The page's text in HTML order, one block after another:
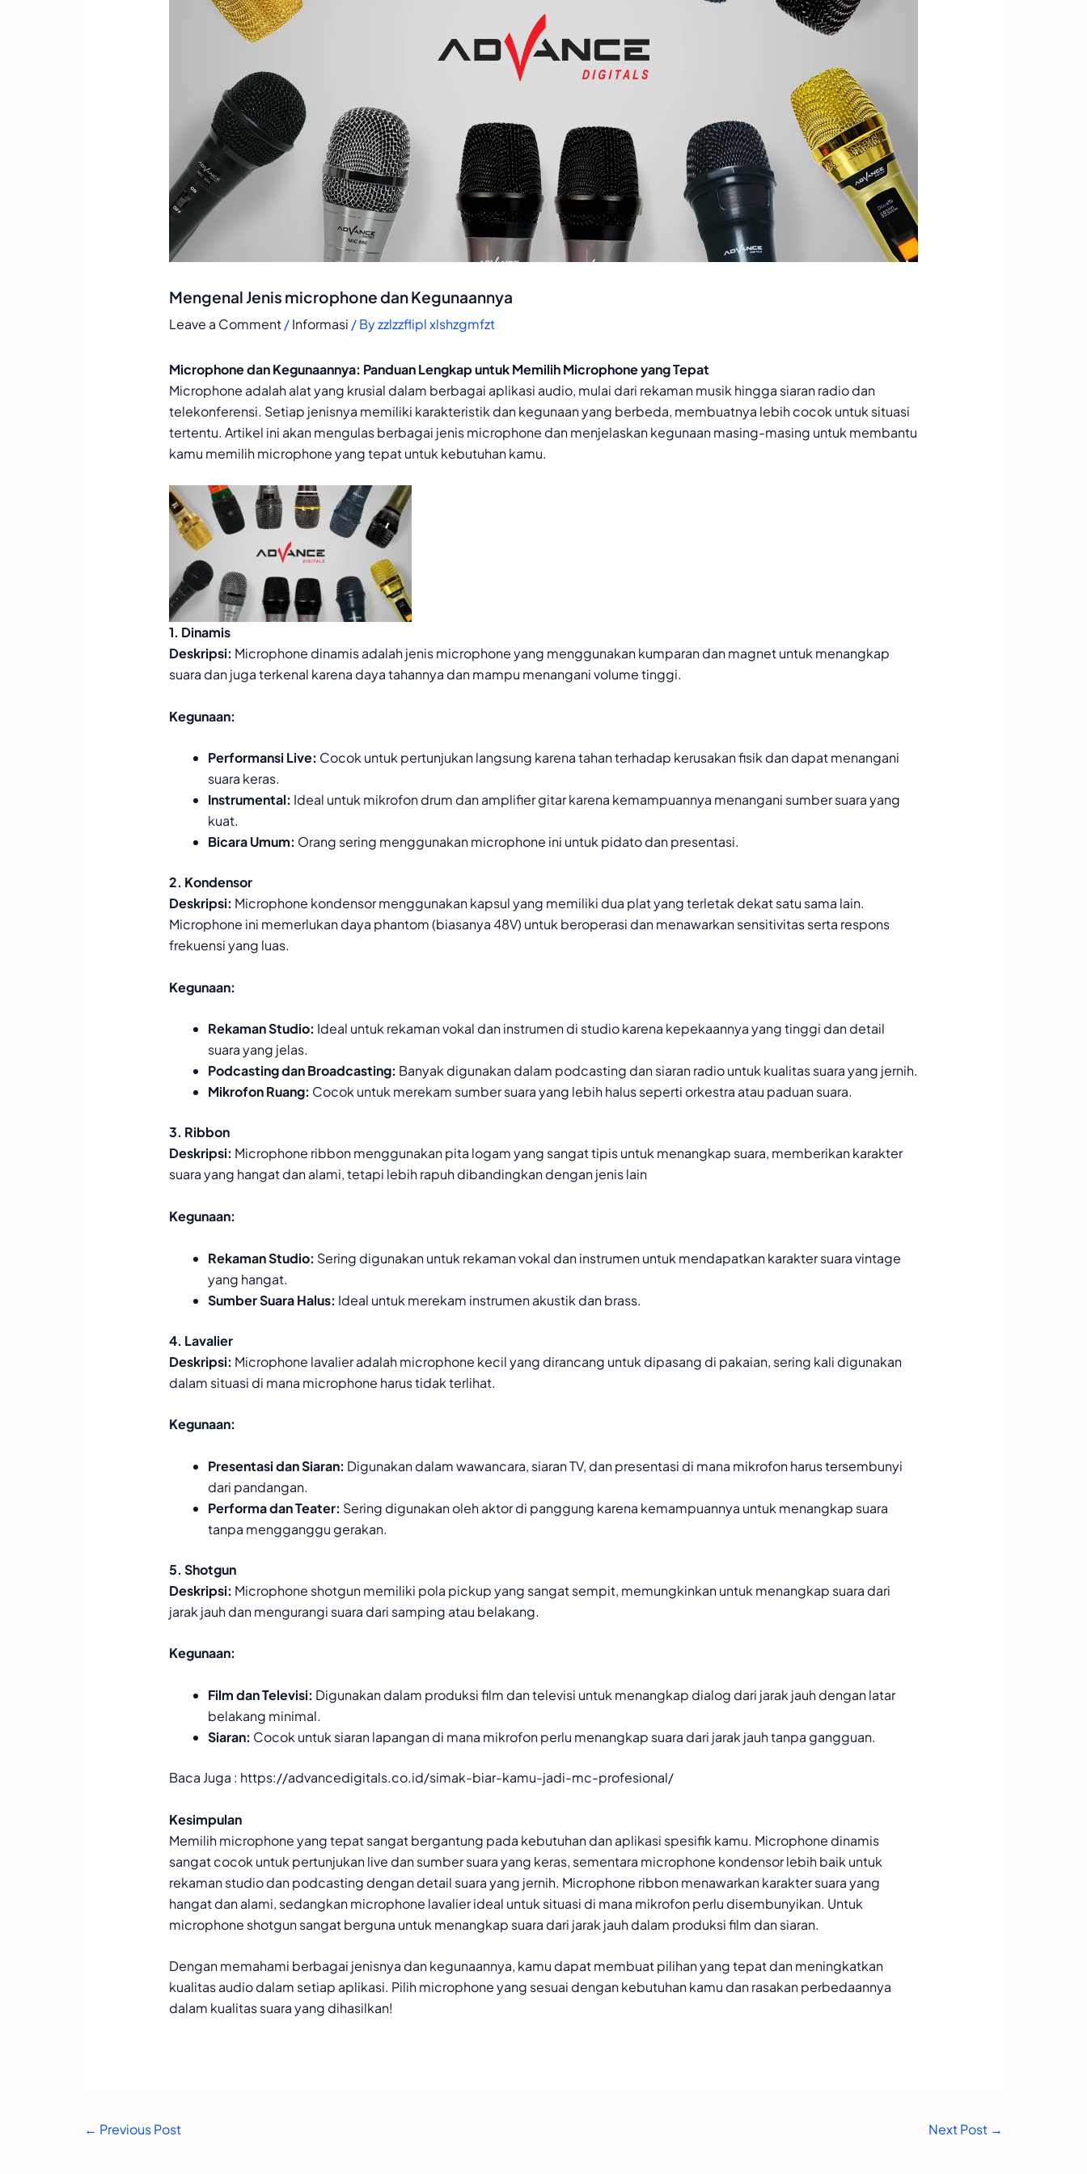
Mengenal Jenis microphone dan Kegunaannya
Leave a Comment /Informasi / Byzzlzzflipl xlshzgmfzt
Microphone dan Kegunaannya: Panduan Lengkap untuk Memilih Microphone yang Tepat
Microphone adalah alat yang krusial dalam berbagai aplikasi audio, mulai dari rekaman musik hingga siaran radio dan
telekonferensi. Setiap jenisnya memiliki karakteristik dan kegunaan yang berbeda, membuatnya lebih cocok untuk situasi
tertentu. Artikel ini akan mengulas berbagai jenis microphone dan menjelaskan kegunaan masing-masing untuk membantu
kamu memilih microphone yang tepat untuk kebutuhan kamu.
1. Dinamis
Deskripsi: Microphone dinamis adalah jenis microphone yang menggunakan kumparan dan magnet untuk menangkap
suara dan juga terkenal karena daya tahannya dan mampu menangani volume tinggi.
Kegunaan:
Performansi Live: Cocok untuk pertunjukan langsung karena tahan terhadap kerusakan fisik dan dapat menangani
suara keras.
Instrumental: Ideal untuk mikrofon drum dan amplifier gitar karena kemampuannya menangani sumber suara yang
kuat.
Bicara Umum: Orang sering menggunakan microphone ini untuk pidato dan presentasi.
2. Kondensor
Deskripsi: Microphone kondensor menggunakan kapsul yang memiliki dua plat yang terletak dekat satu sama lain.
Microphone ini memerlukan daya phantom (biasanya 48V) untuk beroperasi dan menawarkan sensitivitas serta respons
frekuensi yang luas.
Kegunaan:
Rekaman Studio: Ideal untuk rekaman vokal dan instrumen di studio karena kepekaannya yang tinggi dan detail
suara yang jelas.
Podcasting dan Broadcasting: Banyak digunakan dalam podcasting dan siaran radio untuk kualitas suara yang jernih.
Mikrofon Ruang: Cocok untuk merekam sumber suara yang lebih halus seperti orkestra atau paduan suara.
3. Ribbon
Deskripsi: Microphone ribbon menggunakan pita logam yang sangat tipis untuk menangkap suara, memberikan karakter
suara yang hangat dan alami, tetapi lebih rapuh dibandingkan dengan jenis lain
Kegunaan:
Rekaman Studio: Sering digunakan untuk rekaman vokal dan instrumen untuk mendapatkan karakter suara vintage
yang hangat.
Sumber Suara Halus: Ideal untuk merekam instrumen akustik dan brass.
4. Lavalier
Deskripsi: Microphone lavalier adalah microphone kecil yang dirancang untuk dipasang di pakaian, sering kali digunakan
dalam situasi di mana microphone harus tidak terlihat.
Kegunaan:
Presentasi dan Siaran: Digunakan dalam wawancara, siaran TV, dan presentasi di mana mikrofon harus tersembunyi
dari pandangan.
Performa dan Teater: Sering digunakan oleh aktor di panggung karena kemampuannya untuk menangkap suara
tanpa mengganggu gerakan.
5. Shotgun
Deskripsi: Microphone shotgun memiliki pola pickup yang sangat sempit, memungkinkan untuk menangkap suara dari
jarak jauh dan mengurangi suara dari samping atau belakang.
Kegunaan:
Film dan Televisi: Digunakan dalam produksi film dan televisi untuk menangkap dialog dari jarak jauh dengan latar
belakang minimal.
Siaran: Cocok untuk siaran lapangan di mana mikrofon perlu menangkap suara dari jarak jauh tanpa gangguan.
Baca Juga : https://advancedigitals.co.id/simak-biar-kamu-jadi-mc-profesional/
Kesimpulan
Memilih microphone yang tepat sangat bergantung pada kebutuhan dan aplikasi spesifik kamu. Microphone dinamis
sangat cocok untuk pertunjukan live dan sumber suara yang keras, sementara microphone kondensor lebih baik untuk
rekaman studio dan podcasting dengan detail suara yang jernih. Microphone ribbon menawarkan karakter suara yang
hangat dan alami, sedangkan microphone lavalier ideal untuk situasi di mana mikrofon perlu disembunyikan. Untuk
microphone shotgun sangat berguna untuk menangkap suara dari jarak jauh dalam produksi film dan siaran.
Dengan memahami berbagai jenisnya dan kegunaannya, kamu dapat membuat pilihan yang tepat dan meningkatkan
kualitas audio dalam setiap aplikasi. Pilih microphone yang sesuai dengan kebutuhan kamu dan rasakan perbedaannya
dalam kualitas suara yang dihasilkan!
← Previous Post Next Post →